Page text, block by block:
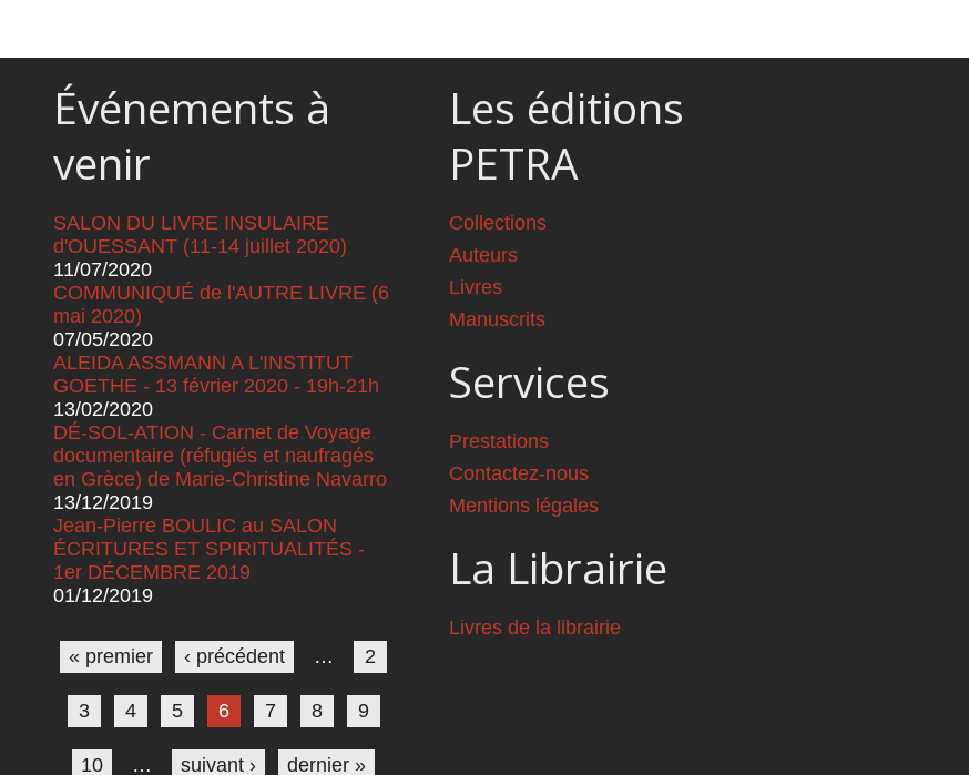
Événements à
venir
SALON DU LIVRE INSULAIRE
d'OUESSANT (11-14 juillet 2020)
11/07/2020
COMMUNIQUÉ de l'AUTRE LIVRE (6
mai 2020)
07/05/2020
ALEIDA ASSMANN A L'INSTITUT
GOETHE - 13 février 2020 - 19h-21h
13/02/2020
DÉ-SOL-ATION - Carnet de Voyage
documentaire (réfugiés et naufragés
en Grèce) de Marie-Christine Navarro
13/12/2019
Jean-Pierre BOULIC au SALON
ÉCRITURES ET SPIRITUALITÉS -
1er DÉCEMBRE 2019
01/12/2019
Pages
« premier ‹ précédent … 2
3 4 5 6 7 8 9
10 … suivant › dernier »
Les éditions
PETRA
Collections
Auteurs
Livres
Manuscrits
Services
Prestations
Contactez-nous
Mentions légales
La Librairie
Livres de la librairie